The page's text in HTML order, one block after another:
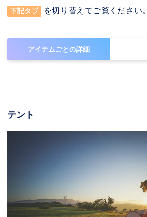
下記タブ を切り替えてご覧ください。
アイテムごとの詳細
テント